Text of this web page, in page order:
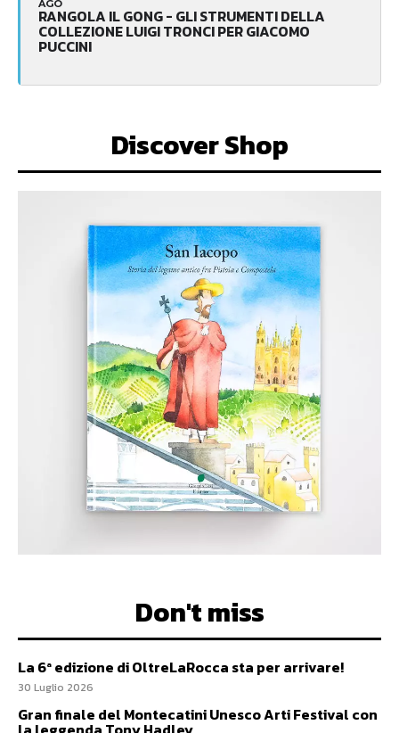
AGO
RANGOLA IL GONG - GLI STRUMENTI DELLA
COLLEZIONE LUIGI TRONCI PER GIACOMO
PUCCINI
Discover Shop
Don't miss
La 6ª edizione di OltreLaRocca sta per arrivare!
30 Luglio 2026
Gran finale del Montecatini Unesco Arti Festival con